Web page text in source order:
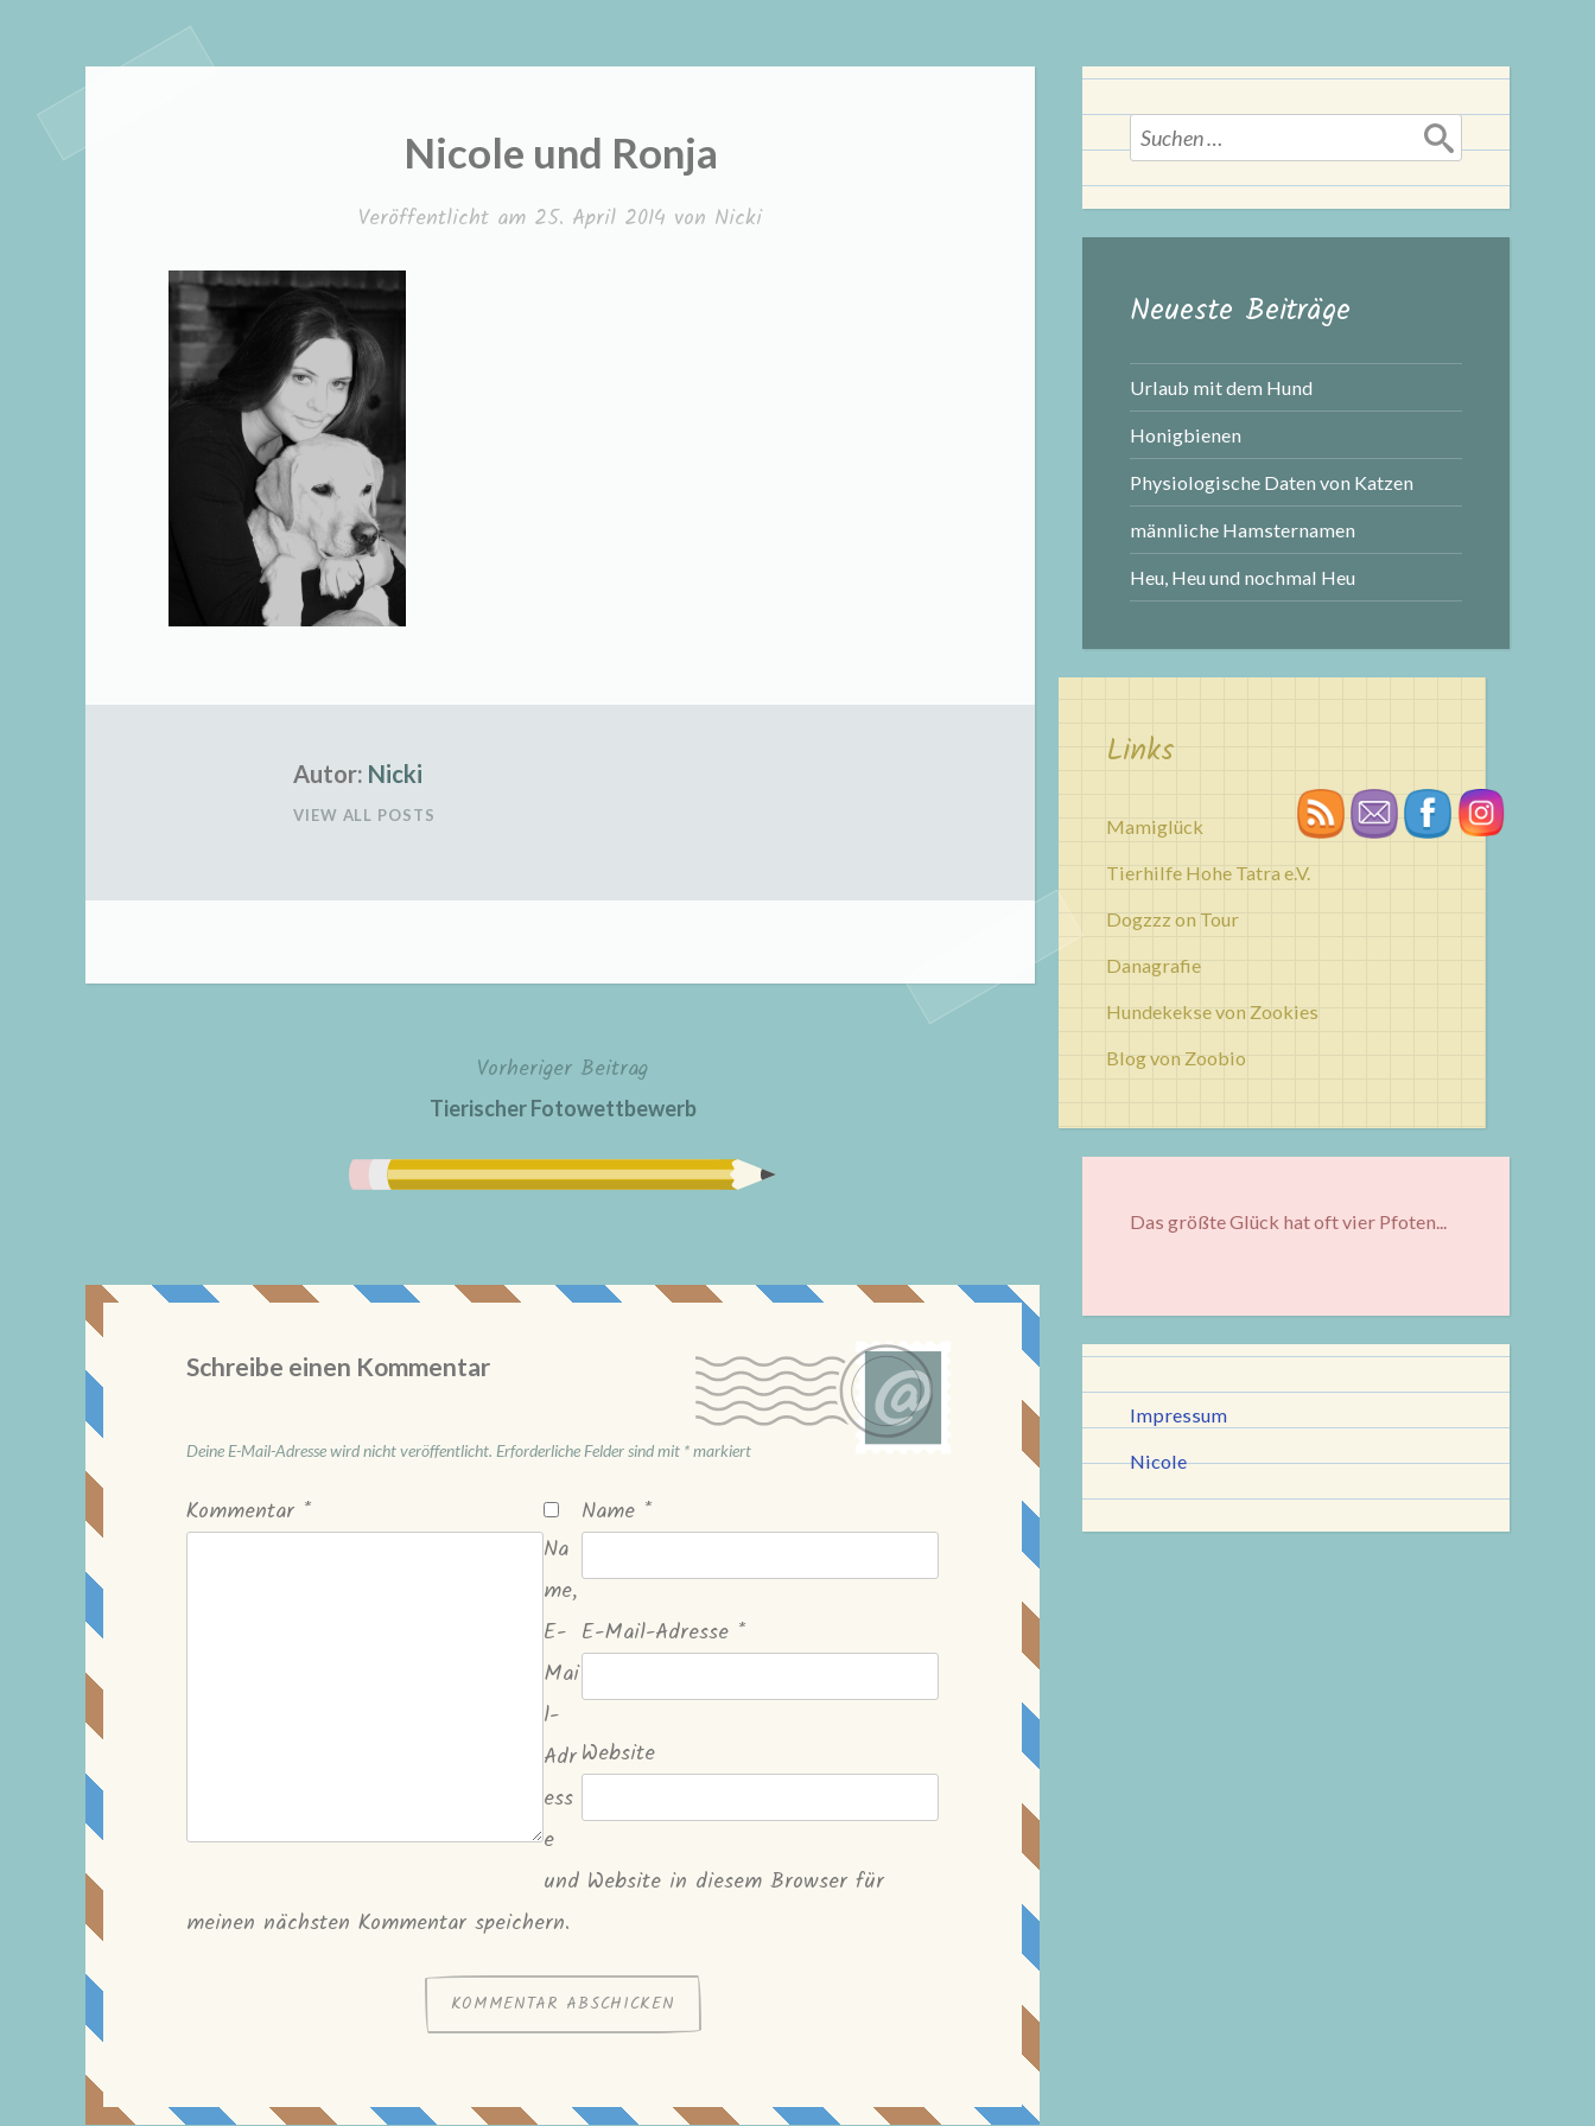
Nicole und Ronja
Veröffentlicht am 25. April 2014 von Nicki
Autor: Nicki
VIEW ALL POSTS
Vorheriger Beitrag
Tierischer Fotowettbewerb
Schreibe einen Kommentar
Deine E-Mail-Adresse wird nicht veröffentlicht. Erforderliche Felder sind mit *markiert
Kommentar * Name *
E-Mail-Adresse *
Website
Na
me,
E-
Mai
l-
Adr
ess
e
und Website in diesem Browser für
meinen nächsten Kommentar speichern.
Suchen
nach:
Neueste Beiträge
Urlaub mit dem Hund
Honigbienen
Physiologische Daten von Katzen
männliche Hamsternamen
Heu, Heu und nochmal Heu
Links
Mamiglück
Tierhilfe Hohe Tatra e.V.
Dogzzz on Tour
Danagrafie
Hundekekse von Zookies
Blog von Zoobio
Das größte Glück hat oft vier Pfoten...
Impressum
Nicole